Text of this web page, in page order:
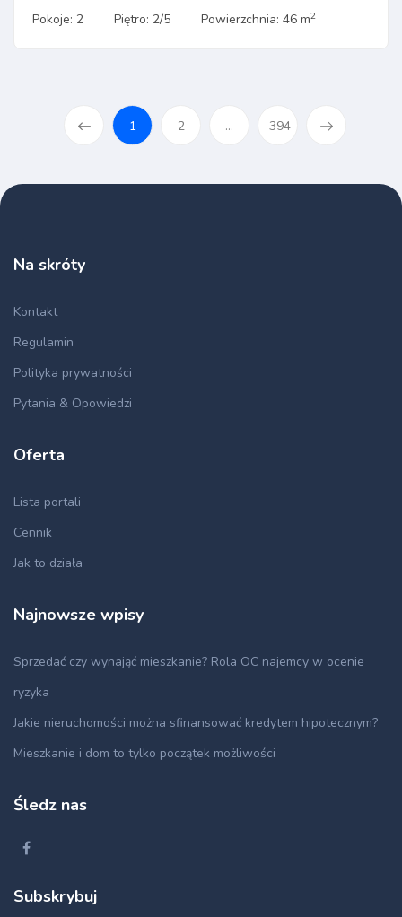
Pokoje: 2
Piętro: 2/5 Powierzchnia: 46 m2
1 2 ... 394
Na skróty
Kontakt
Regulamin
Polityka prywatności
Pytania & Opowiedzi
Oferta
Lista portali
Cennik
Jak to działa
Najnowsze wpisy
Sprzedać czy wynająć mieszkanie? Rola OC najemcy w ocenie
ryzyka
Jakie nieruchomości można sfinansować kredytem hipotecznym?
Mieszkanie i dom to tylko początek możliwości
Śledz nas
Subskrybuj